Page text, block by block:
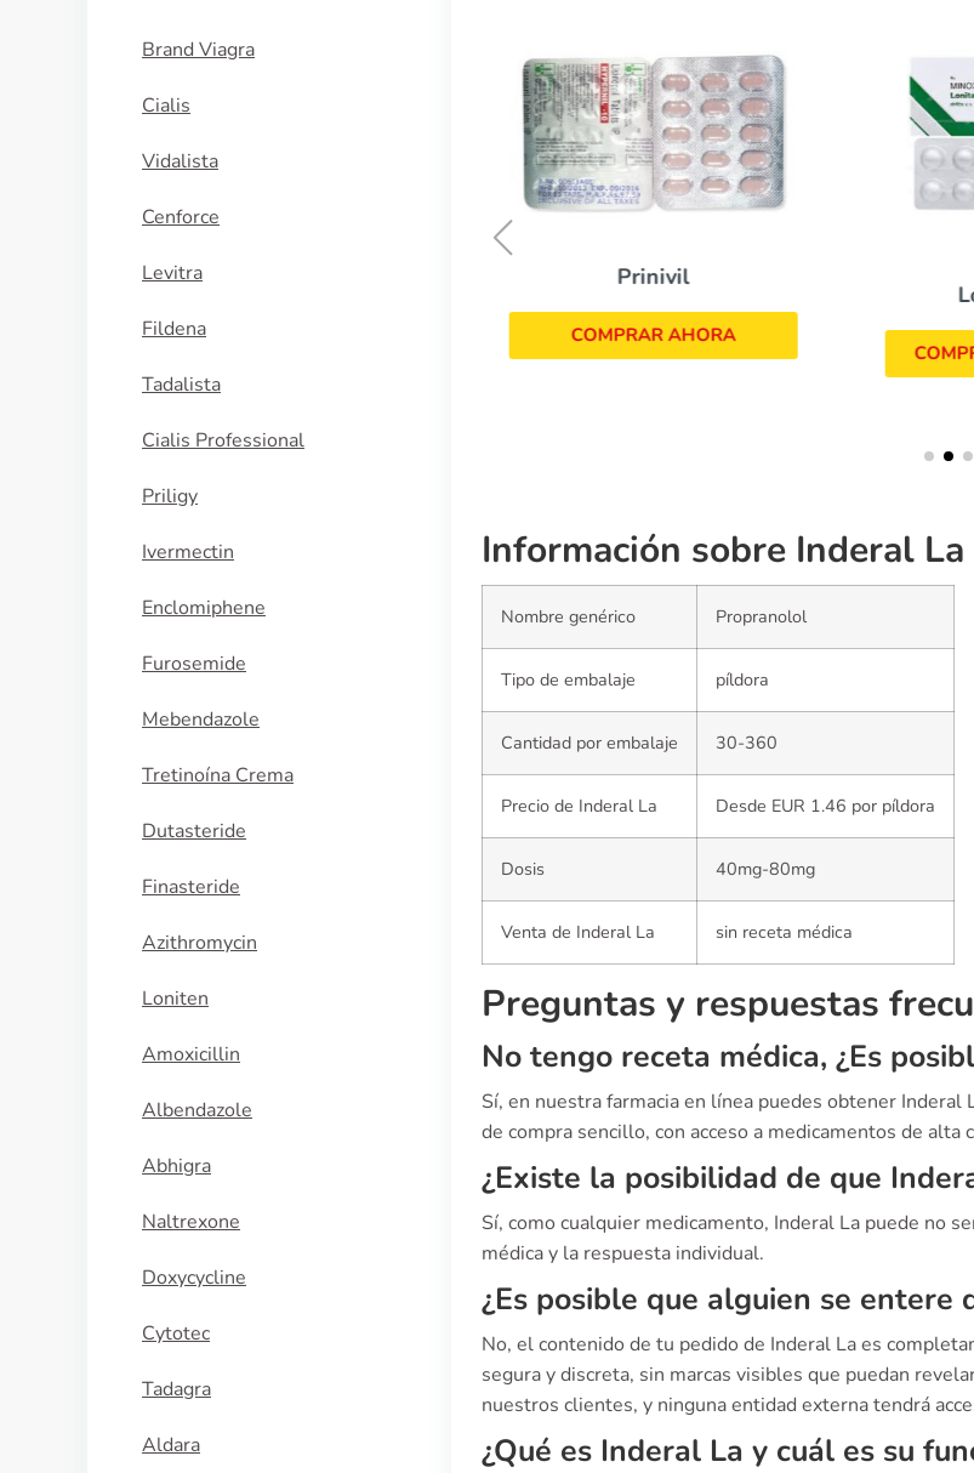
Brand Viagra
Cialis
Vidalista
Cenforce
Levitra
Fildena
Tadalista
Cialis Professional
Priligy
Ivermectin
Enclomiphene
Furosemide
Mebendazole
Tretinoína Crema
Dutasteride
Finasteride
Azithromycin
Loniten
Amoxicillin
Albendazole
Abhigra
Naltrexone
Doxycycline
Cytotec
Tadagra
Aldara
Prinivil
COMPRAR AHORA
Información sobre Inderal La
Nombre genérico Propranolol
Tipo de embalaje píldora
Cantidad por embalaje 30-360
Precio de Inderal La Desde EUR 1.46 por píldora
Dosis 40mg-80mg
Venta de Inderal La sin receta médica
Preguntas y respuestas
No tengo receta médica, ¿Es
Sí, en nuestra farmacia en línea puedes obtener Inderal
de compra sencillo, con acceso a medicamentos de alta
¿Existe la posibilidad de que
Sí, como cualquier medicamento, Inderal La puede no
médica y la respuesta individual.
¿Es posible que alguien se entere
No, el contenido de tu pedido de Inderal La es
segura y discreta, sin marcas visibles que puedan
nuestros clientes, y ninguna entidad externa tendrá
¿Qué es Inderal La y cuál es su